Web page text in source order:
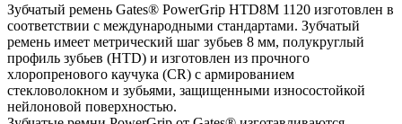
Зубчатый ремень Gates® PowerGrip HTD8M 1120 изготовлен в
соответствии с международными стандартами. Зубчатый
ремень имеет метрический шаг зубьев 8 мм, полукруглый
профиль зубьев (HTD) и изготовлен из прочного
хлоропренового каучука (CR) с армированием
стекловолокном и зубьями, защищенными износостойкой
нейлоновой поверхностью.